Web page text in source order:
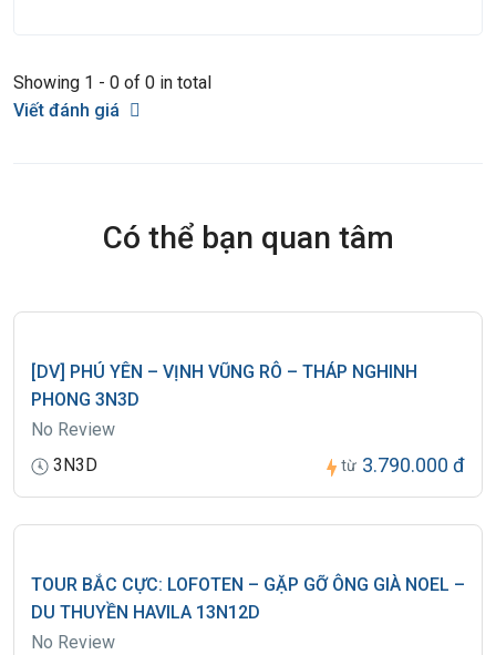
Showing 1 - 0 of 0 in total
Viết đánh giá
Có thể bạn quan tâm
[DV] PHÚ YÊN – VỊNH VŨNG RÔ – THÁP NGHINH
PHONG 3N3D
No Review
3N3D
từ 3.790.000 đ
TOUR BẮC CỰC: LOFOTEN – GẶP GỠ ÔNG GIÀ NOEL –
DU THUYỀN HAVILA 13N12D
No Review